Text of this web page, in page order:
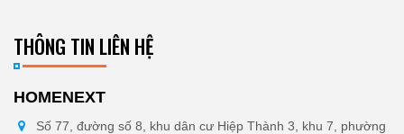
THÔNG TIN LIÊN HỆ
HOMENEXT
Số 77, đường số 8, khu dân cư Hiệp Thành 3, khu 7, phường